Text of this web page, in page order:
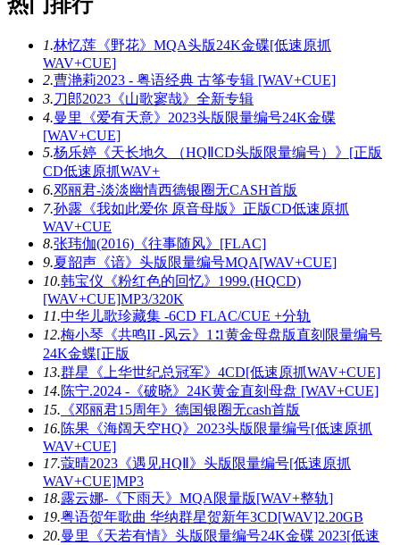
1.林忆莲《野花》MQA头版24K金碟[低速原抓
WAV+CUE]
2.曹滟莉2023 - 粤语经典 古筝专辑 [WAV+CUE]
3.刀郎2023《山歌寥哉》全新专辑
4.曼里《爱有天意》2023头版限量编号24K金碟
[WAV+CUE]
5.杨乐婷《天长地久 （HQⅡCD头版限量编号）》[正版
CD低速原抓WAV+
6.邓丽君-淡淡幽情西德银圈无CASH首版
7.孙露《我如此爱你 原音母版》正版CD低速原抓
WAV+CUE
8.张玮伽(2016)《往事随风》[FLAC]
9.夏韶声《谙》头版限量编号MQA[WAV+CUE]
10.韩宝仪《粉红色的回忆》1999.(HQCD)
[WAV+CUE]MP3/320K
11.中华儿歌珍藏集 -6CD FLAC/CUE +分轨
12.梅小琴《共鸣II -风云》1∶1黄金母盘版直刻限量编号
24K金蝶[正版
13.群星《上华世纪总冠军》4CD[低速原抓WAV+CUE]
14.陈宁.2024 -《破晓》24K黄金直刻母盘 [WAV+CUE]
15. 《邓丽君15周年》德国银圈无cash首版
16.陈果《海阔天空HQ》2023头版限量编号[低速原抓
WAV+CUE]
17.蔻晴2023《遇见HQⅡ》头版限量编号[低速原抓
WAV+CUE]MP3
18.露云娜-《下雨天》MQA限量版[WAV+整轨]
19.粤语贺年歌曲 华纳群星贺新年3CD[WAV]2.20GB
20.曼里《天若有情》头版限量编号24K金碟 2023[低速